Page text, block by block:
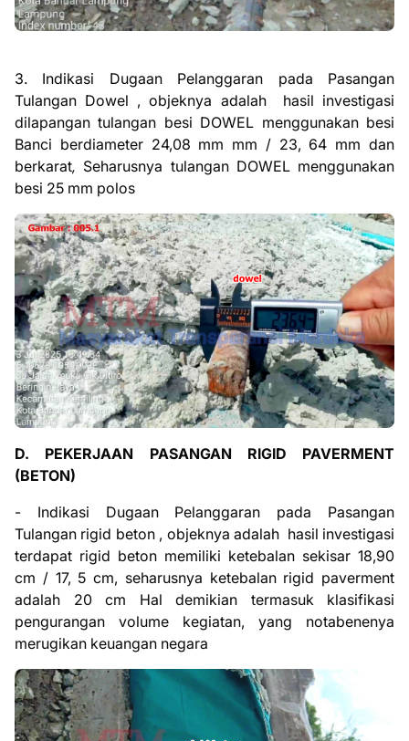
3. Indikasi Dugaan Pelanggaran pada Pasangan
Tulangan Dowel , objeknya adalah
hasil investigasi
dilapangan tulangan besi DOWEL menggunakan besi
Banci berdiameter 24,08 mm mm / 23, 64 mm dan
berkarat, Seharusnya tulangan DOWEL menggunakan
besi 25 mm polos
D. PEKERJAAN PASANGAN RIGID PAVERMENT
(BETON)
- Indikasi Dugaan Pelanggaran pada Pasangan
Tulangan rigid beton , objeknya adalah hasil investigasi
terdapat rigid beton memiliki ketebalan sekisar 18,90
cm / 17, 5 cm, seharusnya ketebalan rigid paverment
adalah 20 cm Hal demikian termasuk klasifikasi
pengurangan volume kegiatan, yang notabenenya
merugikan keuangan negara